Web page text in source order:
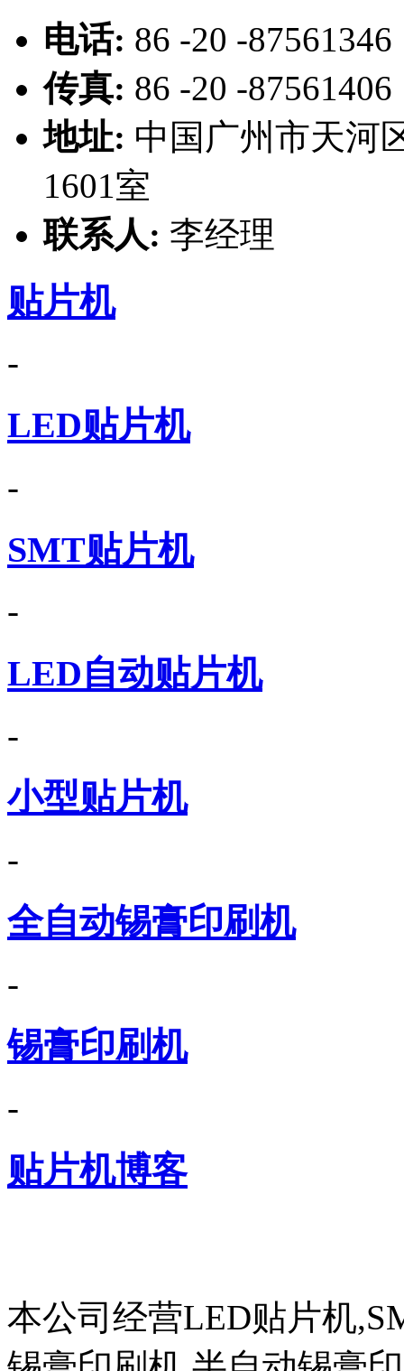
电话: 86 -20 -87561346
传真: 86 -20 -87561406
地址: 中国广州市天河
1601室
联系人: 李经理
贴片机
-
LED贴片机
-
SMT贴片机
-
LED自动贴片机
-
小型贴片机
-
全自动锡膏印刷机
-
锡膏印刷机
-
贴片机博客
本公司经营LED贴片机